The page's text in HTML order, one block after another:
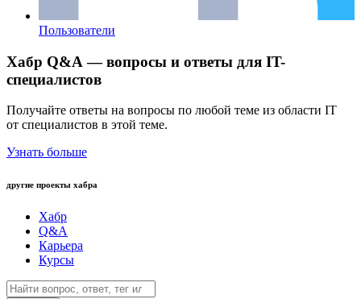
Пользователи
Хабр Q&A — вопросы и ответы для IT-
специалистов
Получайте ответы на вопросы по любой теме из области IT
от специалистов в этой теме.
Узнать больше
другие проекты хабра
Хабр
Q&A
Карьера
Курсы